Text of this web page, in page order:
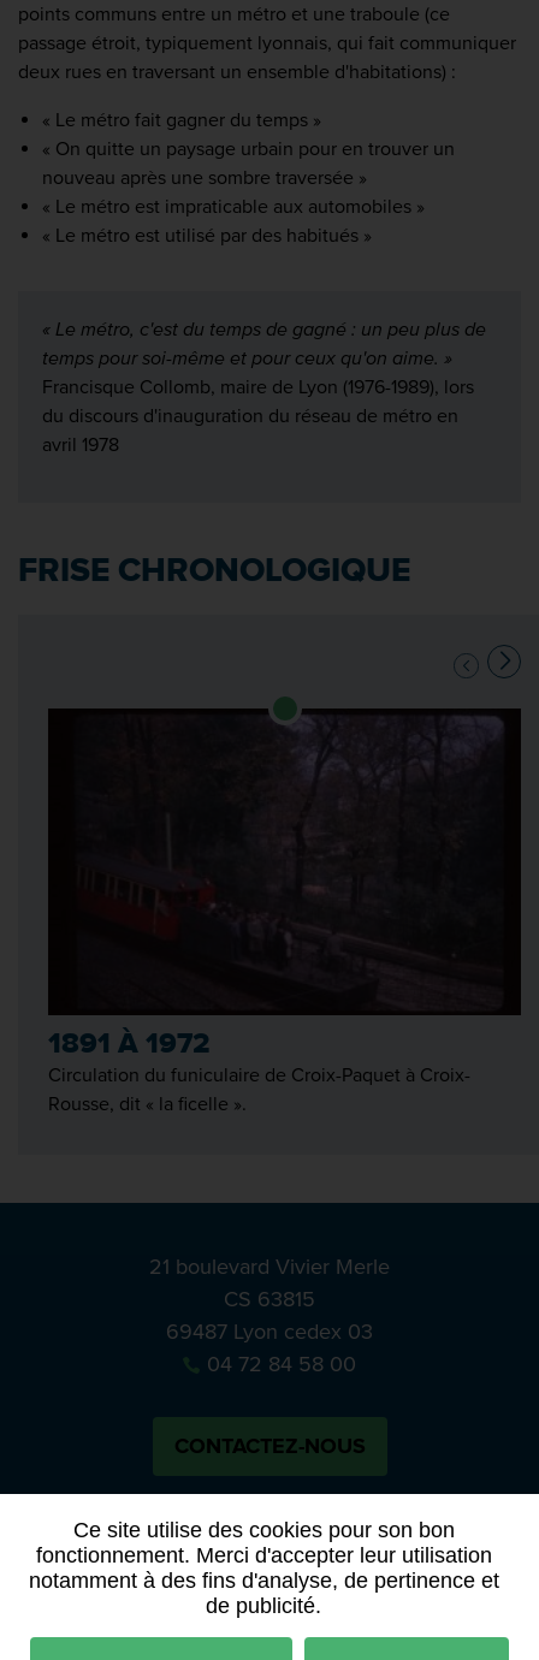
Ce site utilise des cookies pour son bon
fonctionnement. Merci d'accepter leur utilisation
notamment à des fins d'analyse, de pertinence et
de publicité.
points communs entre un métro et une traboule (ce
passage étroit, typiquement lyonnais, qui fait communiquer
deux rues en traversant un ensemble d'habitations) :
« Le métro fait gagner du temps »
« On quitte un paysage urbain pour en trouver un
nouveau après une sombre traversée »
« Le métro est impraticable aux automobiles »
« Le métro est utilisé par des habitués »
« Le métro, c'est du temps de gagné : un peu plus de
temps pour soi-même et pour ceux qu'on aime. »
Francisque Collomb, maire de Lyon (1976-1989), lors
du discours d'inauguration du réseau de métro en
avril 1978
FRISE CHRONOLOGIQUE
1891 À 1972
Circulation du funiculaire de Croix-Paquet à Croix-
Rousse, dit « la ficelle ».
21 boulevard Vivier Merle
CS 63815
69487 Lyon cedex 03
04 72 84 58 00
CONTACTEZ-NOUS
BlueskyNotre
APPELS À MANIFESTATION D’INTÉRÊT
ACTES ET DÉLIBÉRATIONS